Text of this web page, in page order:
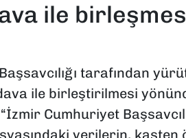
ile
tarafından
ile birleştirilmesi
Cumhuriyet
verilerin, kasten